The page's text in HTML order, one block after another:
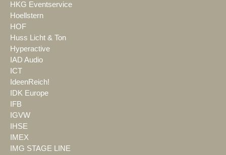
HKG Eventservice
Hoellstern
HOF
Huss Licht & Ton
Hyperactive
IAD Audio
ICT
IdeenReich!
IDK Europe
IFB
IGVW
IHSE
IMEX
IMG STAGE LINE